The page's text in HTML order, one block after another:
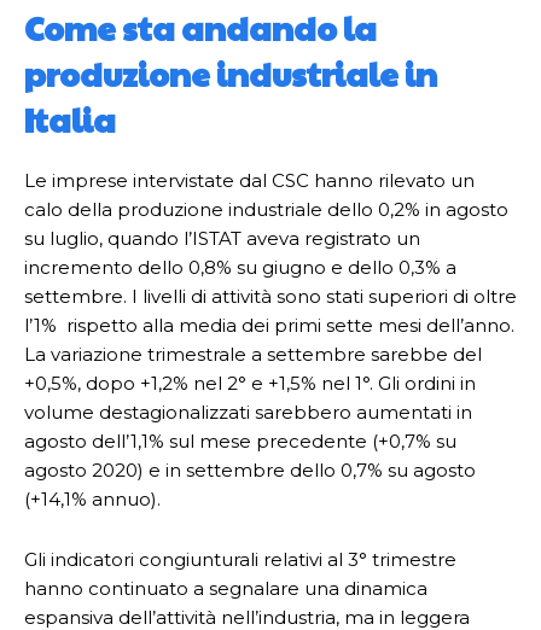
Come sta andando la
produzione industriale in
Italia
Le imprese intervistate dal CSC hanno rilevato un
calo della produzione industriale dello 0,2% in agosto
su luglio, quando l’ISTAT aveva registrato un
incremento dello 0,8% su giugno e dello 0,3% a
settembre. I livelli di attività sono stati superiori di oltre
l’1% rispetto alla media dei primi sette mesi dell’anno.
La variazione trimestrale a settembre sarebbe del
+0,5%, dopo +1,2% nel 2° e +1,5% nel 1°. Gli ordini in
volume destagionalizzati sarebbero aumentati in
agosto dell’1,1% sul mese precedente (+0,7% su
agosto 2020) e in settembre dello 0,7% su agosto
(+14,1% annuo).
Gli indicatori congiunturali relativi al 3° trimestre
hanno continuato a segnalare una dinamica
espansiva dell’attività nell’industria, ma in leggera